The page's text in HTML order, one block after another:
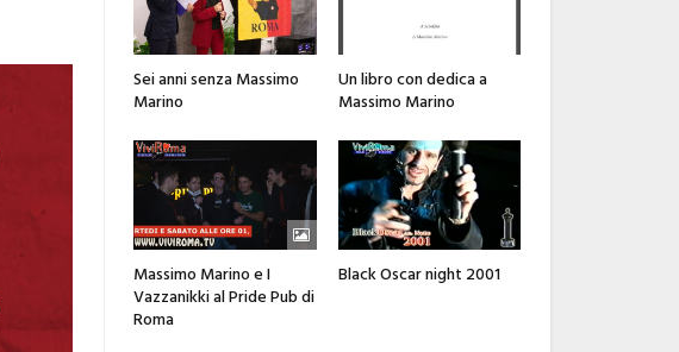
Sei anni senza Massimo
Marino
Un libro con dedica a
Massimo Marino
Massimo Marino e I
Vazzanikki al Pride Pub di
Roma
Black Oscar night 2001